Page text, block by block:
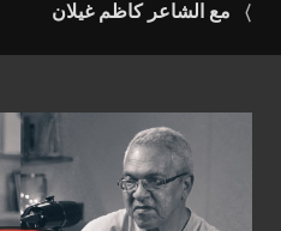
مع الشاعر كاظم غيلان